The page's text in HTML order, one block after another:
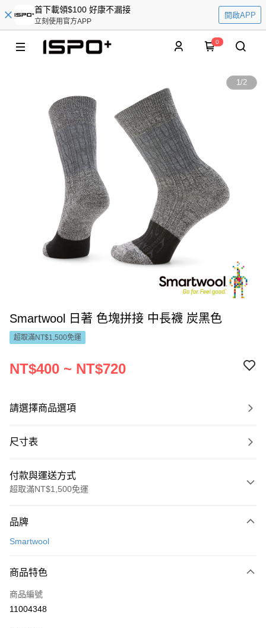
首下載領$100 好康不漏接
立刻使用官方APP
開啟APP
0
1/2
Smartwool 日著 色塊拼接 中長襪 炭黑色
超取滿NT$1,500免運
NT$400 ~ NT$720
請選擇商品選項
尺寸表
付款與運送方式
超取滿NT$1,500免運
信用卡一次付款
Apple Pay
悠遊付
品牌
Smartwool
商品特色
商品編號
11004348